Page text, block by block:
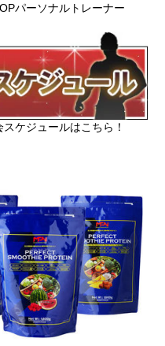
パーソナルトレーナー
ケジュールはこちら！